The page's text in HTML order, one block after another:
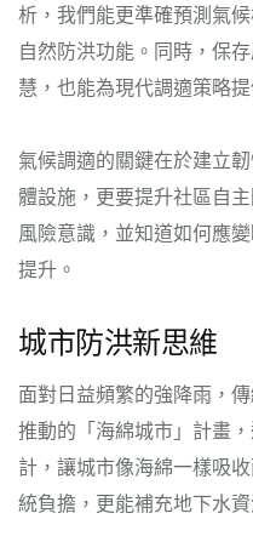
析，我們能更準確預測氣
自然防洪功能。同時，保
慧，也能為現代調適策略
氣候調適的關鍵在於建立
體設施，更要提升社區自
風險意識，並知道如何應
提升。
城市防洪新思維
面對日益頻繁的強降雨，
推動的「海綿城市」計畫
計，讓城市像海綿一樣吸
統負擔，更能補充地下水資